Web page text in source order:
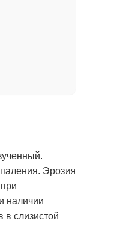
Эрозия
наличии
в слизистой